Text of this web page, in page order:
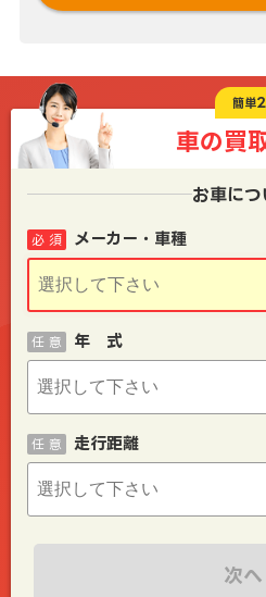
簡単
車の買
お車につ
メーカー・車種
必 須
年 式
任 意
走行距離
任 意
次へ